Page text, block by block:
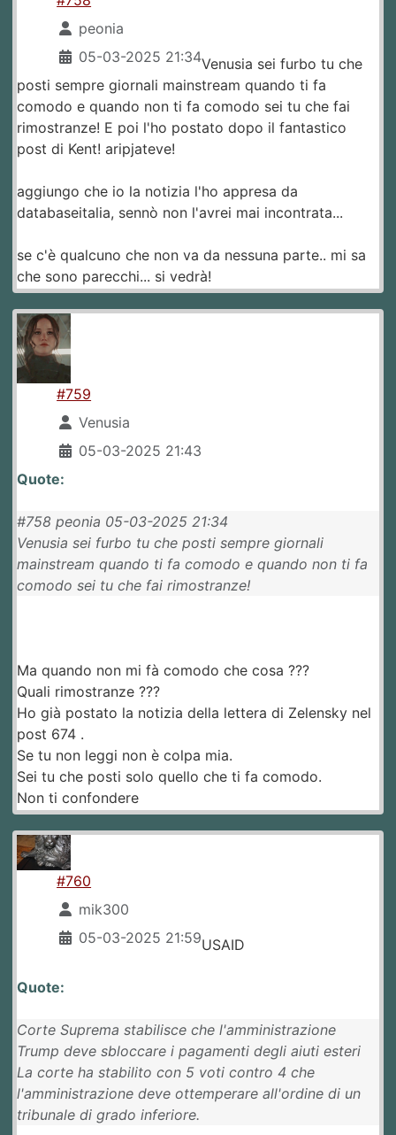
peonia
05-03-2025 21:34Venusia sei furbo tu che
posti sempre giornali mainstream quando ti fa
comodo e quando non ti fa comodo sei tu che fai
rimostranze! E poi l'ho postato dopo il fantastico
post di Kent! aripjateve!
aggiungo che io la notizia l'ho appresa da
databaseitalia, sennò non l'avrei mai incontrata...
se c'è qualcuno che non va da nessuna parte.. mi sa
che sono parecchi... si vedrà!
#759
Venusia
05-03-2025 21:43
Quote:
#758 peonia 05-03-2025 21:34
Venusia sei furbo tu che posti sempre giornali
mainstream quando ti fa comodo e quando non ti fa
comodo sei tu che fai rimostranze!
Ma quando non mi fà comodo che cosa ???
Quali rimostranze ???
Ho già postato la notizia della lettera di Zelensky nel
post 674 .
Se tu non leggi non è colpa mia.
Sei tu che posti solo quello che ti fa comodo.
Non ti confondere
#760
mik300
05-03-2025 21:59USAID
Quote:
Corte Suprema stabilisce che l'amministrazione
Trump deve sbloccare i pagamenti degli aiuti esteri
La corte ha stabilito con 5 voti contro 4 che
l'amministrazione deve ottemperare all'ordine di un
tribunale di grado inferiore.